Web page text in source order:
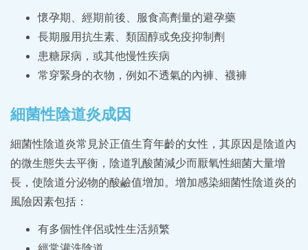
懷孕期、經期前後、服食高劑量的避孕藥
長期服用抗生素、類固醇或免疫抑制劑
患糖尿病，或其他慢性疾病
常穿緊身的衣物，例如不透氣的內褲、襪褲
細菌性陰道炎成因
細菌性陰道炎常見於正值生育年齡的女性，其原因是陰道內
的微生態失去平衡，陰道乳酸菌減少而厭氧性細菌大量增
長，使陰道分泌物的酸鹼值增加。增加感染細菌性陰道炎的
風險因素包括：
有多個性伴侶或性生活頻繁